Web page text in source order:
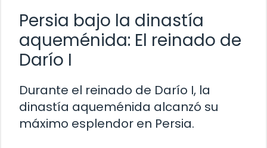
Persia bajo la dinastía
aqueménida: El reinado de
Darío I
Durante el reinado de Darío I, la
dinastía aqueménida alcanzó su
máximo esplendor en Persia.